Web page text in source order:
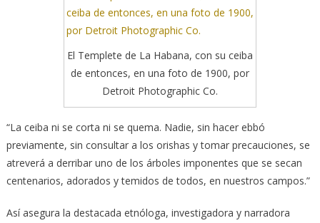
El Templete de La Habana, con su ceiba
de entonces, en una foto de 1900, por
Detroit Photographic Co.
“La ceiba ni se corta ni se quema. Nadie, sin hacer ebbó
previamente, sin consultar a los orishas y tomar precauciones, se
atreverá a derribar uno de los árboles imponentes que se secan
centenarios, adorados y temidos de todos, en nuestros campos.”
Así asegura la destacada etnóloga, investigadora y narradora